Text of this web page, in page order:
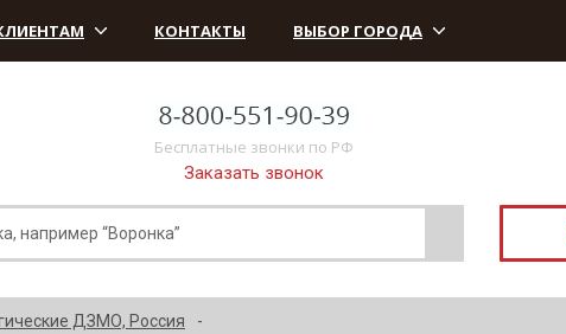
КОНТАКТЫ ВЫБОР ГОРОДА
Бесплатные звонки по РФ
Заказать звонок
ДЗМО, Россия